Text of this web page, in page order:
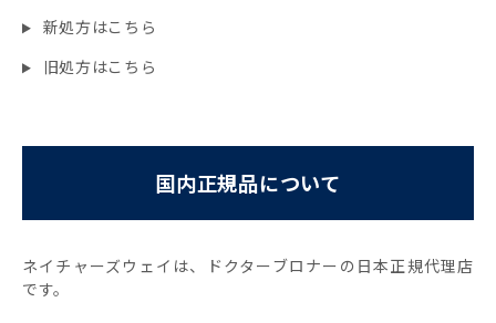
新処方はこちら
旧処方はこちら
国内正規品について
ネイチャーズウェイは、ドクターブロナーの日本正規代理店
です。